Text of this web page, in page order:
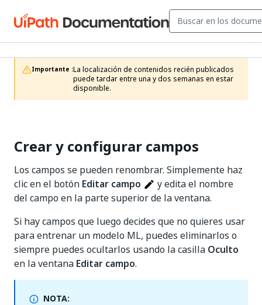
Importante :La localización de contenidos recién publicados
puede tardar entre una y dos semanas en estar
disponible.
Crear y configurar campos
Los campos se pueden renombrar. Simplemente haz
clic en el botón Editar campo
y edita el nombre
del campo en la parte superior de la ventana.
Si hay campos que luego decides que no quieres usar
para entrenar un modelo ML, puedes eliminarlos o
siempre puedes ocultarlos usando la casilla Oculto
en la ventana Editar campo.
NOTA: